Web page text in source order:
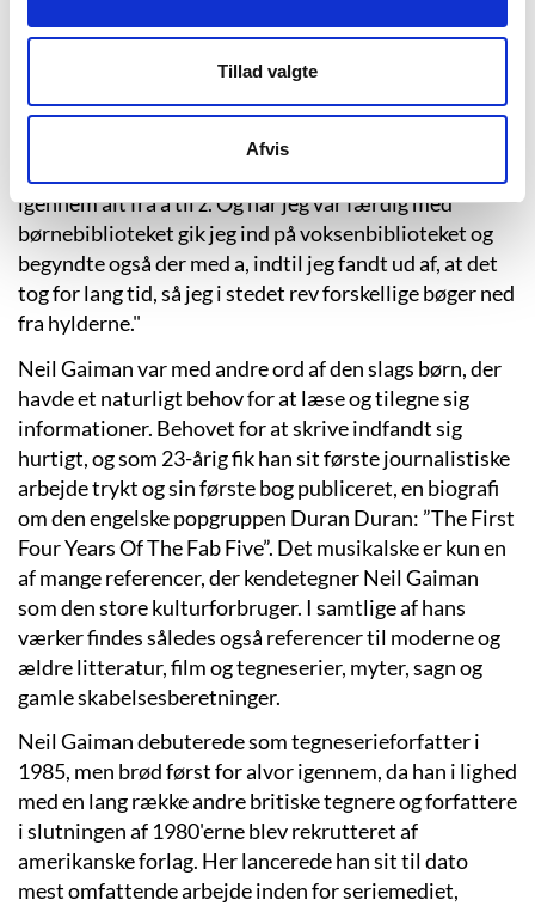
Tillad valgte
Afvis
voksenbøgerne.” (Susan Cooper: Neil Gaiman: Why
our future depends on libraries, reading and
daydreaming. The Guardian, 2013-10-15. Egen
igennem alt fra a til z. Og når jeg var færdig med
børnebiblioteket gik jeg ind på voksenbiblioteket og
begyndte også der med a, indtil jeg fandt ud af, at det
tog for lang tid, så jeg i stedet rev forskellige bøger ned
fra hylderne."
Neil Gaiman var med andre ord af den slags børn, der
havde et naturligt behov for at læse og tilegne sig
informationer. Behovet for at skrive indfandt sig
hurtigt, og som 23-årig fik han sit første journalistiske
arbejde trykt og sin første bog publiceret, en biografi
om den engelske popgruppen Duran Duran: ”The First
Four Years Of The Fab Five”. Det musikalske er kun en
af mange referencer, der kendetegner Neil Gaiman
som den store kulturforbruger. I samtlige af hans
værker findes således også referencer til moderne og
ældre litteratur, film og tegneserier, myter, sagn og
gamle skabelsesberetninger.
Neil Gaiman debuterede som tegneserieforfatter i
1985, men brød først for alvor igennem, da han i lighed
med en lang række andre britiske tegnere og forfattere
i slutningen af 1980'erne blev rekrutteret af
amerikanske forlag. Her lancerede han sit til dato
mest omfattende arbejde inden for seriemediet,